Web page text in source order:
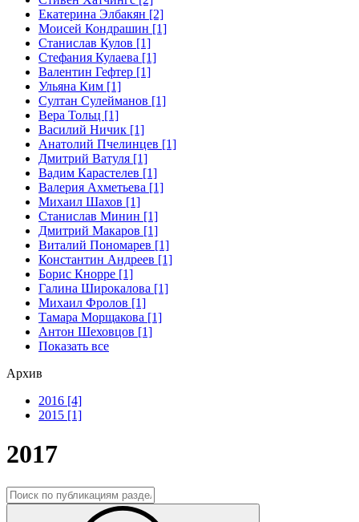
Екатерина Элбакян [2]
Моисей Кондрашин [1]
Станислав Кулов [1]
Стефания Кулаева [1]
Валентин Гефтер [1]
Ульяна Ким [1]
Султан Сулейманов [1]
Верa Тольц [1]
Василий Ничик [1]
Анатолий Пчелинцев [1]
Дмитрий Ватуля [1]
Вадим Карастелев [1]
Валерия Ахметьева [1]
Михаил Шахов [1]
Станислав Минин [1]
Дмитрий Макаров [1]
Виталий Пономарев [1]
Константин Андреев [1]
Борис Кнорре [1]
Галина Широкалова [1]
Михаил Фролов [1]
Тамара Морщакова [1]
Антон Шеховцов [1]
Показать все
Архив
2016 [4]
2015 [1]
2017